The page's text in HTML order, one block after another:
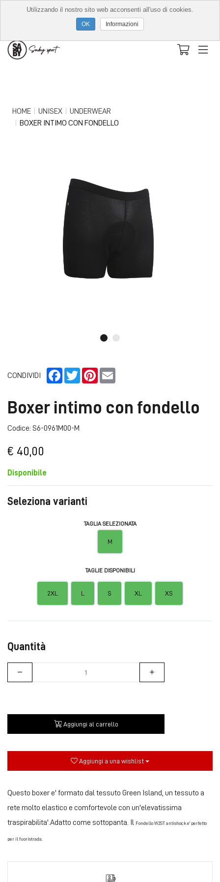
HOME UNISEX
UNDERWEAR
BOXER INTIMO CON FONDELLO
CONDIVIDI Facebook
TwitterPinterest
Boxer intimo con fondello
Codice: S6-0961M00-M
€ 40,00
Disponibile
Seleziona varianti
TAGLIA SELEZIONATA
M
TAGLIE DISPONIBILI
2XL L S XL XS
Quantità
Aggiungi al carrello
Aggiungi a una wishlist
Questo boxer e' formato dal tessuto Green Island, un tessuto a
rete molto elastico e comfortevole con un'elevatissima
traspirabilita'.Adatto come sottopanta. Il Fondello W2ST antishock e' perfetto
per il fuoristrada.
Utilizzando il nostro sito web acconsenti all'uso di cookies.
Informazioni